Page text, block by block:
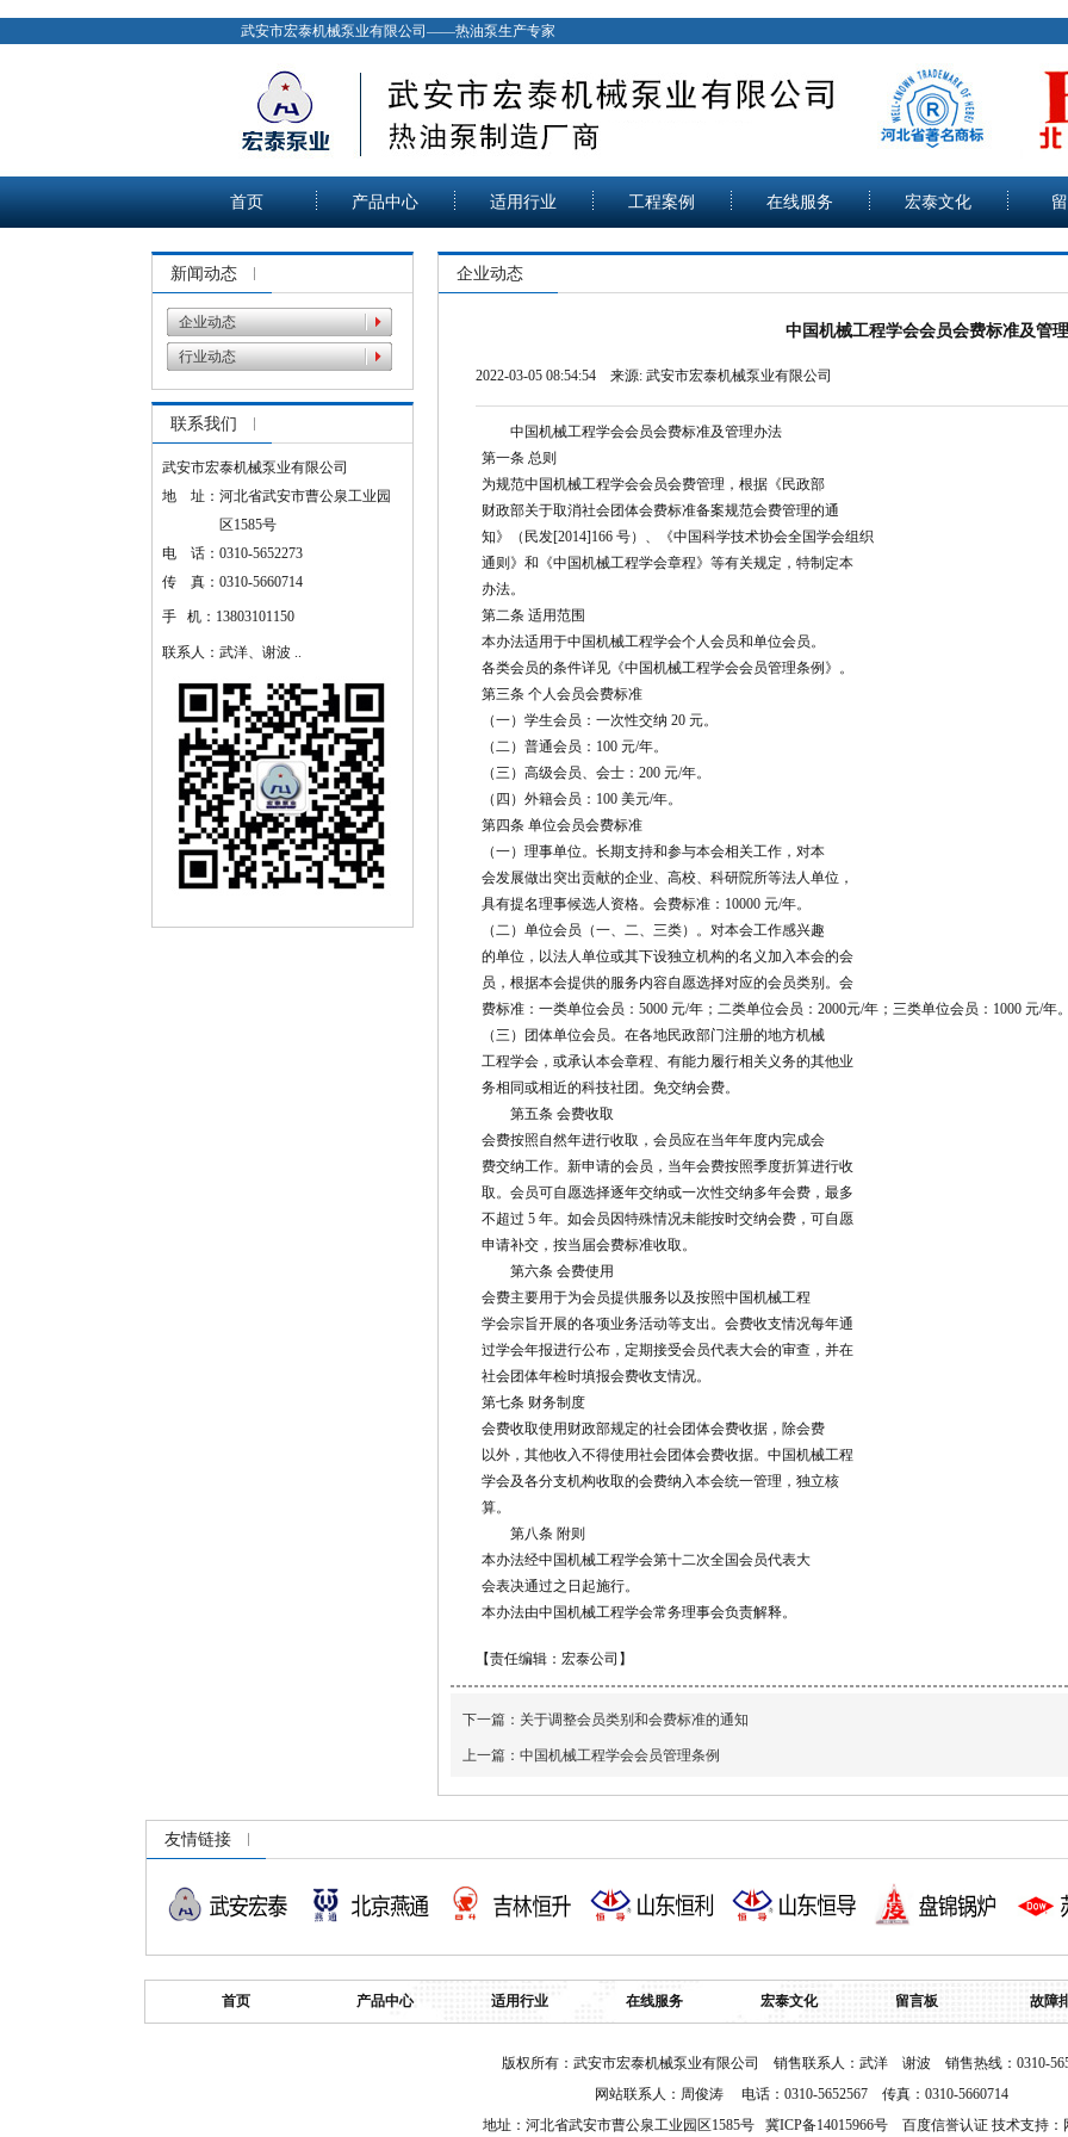
武安市宏泰机械泵业有限公司——热油泵生产专家
首页 产品中心 适用行业 工程案例 在线服务 宏泰文化
新闻动态
企业动态
行业动态
联系我们
武安市宏泰机械泵业有限公司
地 址：河北省武安市曹公泉工业园
区1585号
电 话：0310-5652273
传 真：0310-5660714
手 机：13803101150
联系人：武洋、谢波 ..
企业动态
中国机械工程学会会员会费标准及管
2022-03-05 08:54:54 来源: 武安市宏泰机械泵业有限公司
中国机械工程学会会员会费标准及管理办法
第一条 总则
为规范中国机械工程学会会员会费管理，根据《民政部
财政部关于取消社会团体会费标准备案规范会费管理的通
知》（民发[2014]166 号）、《中国科学技术协会全国学会组织
通则》和《中国机械工程学会章程》等有关规定，特制定本
办法。
第二条 适用范围
本办法适用于中国机械工程学会个人会员和单位会员。
各类会员的条件详见《中国机械工程学会会员管理条例》。
第三条 个人会员会费标准
（一）学生会员：一次性交纳 20 元。
（二）普通会员：100 元/年。
（三）高级会员、会士：200 元/年。
（四）外籍会员：100 美元/年。
第四条 单位会员会费标准
（一）理事单位。长期支持和参与本会相关工作，对本
会发展做出突出贡献的企业、高校、科研院所等法人单位，
具有提名理事候选人资格。会费标准：10000 元/年。
（二）单位会员（一、二、三类）。对本会工作感兴趣
的单位，以法人单位或其下设独立机构的名义加入本会的会
员，根据本会提供的服务内容自愿选择对应的会员类别。会
费标准：一类单位会员：5000 元/年；二类单位会员：2000元/年；三类单位会员：1000 元/年
（三）团体单位会员。在各地民政部门注册的地方机械
工程学会，或承认本会章程、有能力履行相关义务的其他业
务相同或相近的科技社团。免交纳会费。
第五条 会费收取
会费按照自然年进行收取，会员应在当年年度内完成会
费交纳工作。新申请的会员，当年会费按照季度折算进行收
取。会员可自愿选择逐年交纳或一次性交纳多年会费，最多
不超过 5 年。如会员因特殊情况未能按时交纳会费，可自愿
申请补交，按当届会费标准收取。
第六条 会费使用
会费主要用于为会员提供服务以及按照中国机械工程
学会宗旨开展的各项业务活动等支出。会费收支情况每年通
过学会年报进行公布，定期接受会员代表大会的审查，并在
社会团体年检时填报会费收支情况。
第七条 财务制度
会费收取使用财政部规定的社会团体会费收据，除会费
以外，其他收入不得使用社会团体会费收据。中国机械工程
学会及各分支机构收取的会费纳入本会统一管理，独立核
算。
第八条 附则
本办法经中国机械工程学会第十二次全国会员代表大
会表决通过之日起施行。
本办法由中国机械工程学会常务理事会负责解释。
【责任编辑：宏泰公司】
下一篇： 关于调整会员类别和会费标准的通知
上一篇： 中国机械工程学会会员管理条例
友情链接
首页 产品中心 适用行业 在线服务 宏泰文化 留言板 故障
版权所有：武安市宏泰机械泵业有限公司 销售联系人：武洋 谢波 销售热线：0310-
网站联系人：周俊涛 电话：0310-5652567 传真：0310-5660714
地址：河北省武安市曹公泉工业园区1585号 冀ICP备14015966号 百度信誉认证技术支持：